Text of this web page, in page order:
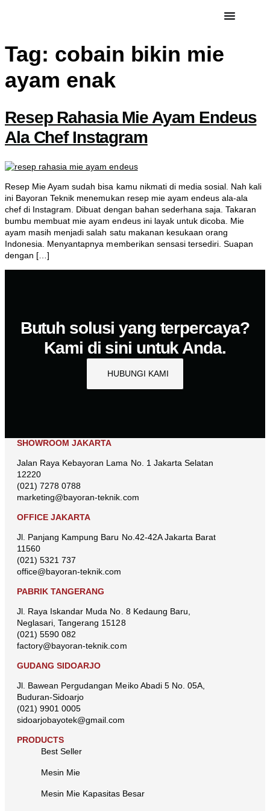
Tag: cobain bikin mie
ayam enak
Resep Rahasia Mie Ayam Endeus
Ala Chef Instagram
Resep Mie Ayam sudah bisa kamu nikmati di media sosial. Nah kali
ini Bayoran Teknik menemukan resep mie ayam endeus ala-ala
chef di Instagram. Dibuat dengan bahan sederhana saja. Takaran
bumbu membuat mie ayam endeus ini layak untuk dicoba. Mie
ayam masih menjadi salah satu makanan kesukaan orang
Indonesia. Menyantapnya memberikan sensasi tersediri. Suapan
dengan […]
Butuh solusi yang terpercaya?
Kami di sini untuk Anda.
HUBUNGI KAMI
SHOWROOM JAKARTA
Jalan Raya Kebayoran Lama No. 1 Jakarta Selatan
12220
(021) 7278 0788
marketing@bayoran-teknik.com
OFFICE JAKARTA
Jl. Panjang Kampung Baru No.42-42A Jakarta Barat
11560
(021) 5321 737
office@bayoran-teknik.com
PABRIK TANGERANG
Jl. Raya Iskandar Muda No. 8 Kedaung Baru,
Neglasari, Tangerang 15128
(021) 5590 082
factory@bayoran-teknik.com
GUDANG SIDOARJO
Jl. Bawean Pergudangan Meiko Abadi 5 No. 05A,
Buduran-Sidoarjo
(021) 9901 0005
sidoarjobayotek@gmail.com
PRODUCTS
Best Seller
Mesin Mie
Mesin Mie Kapasitas Besar